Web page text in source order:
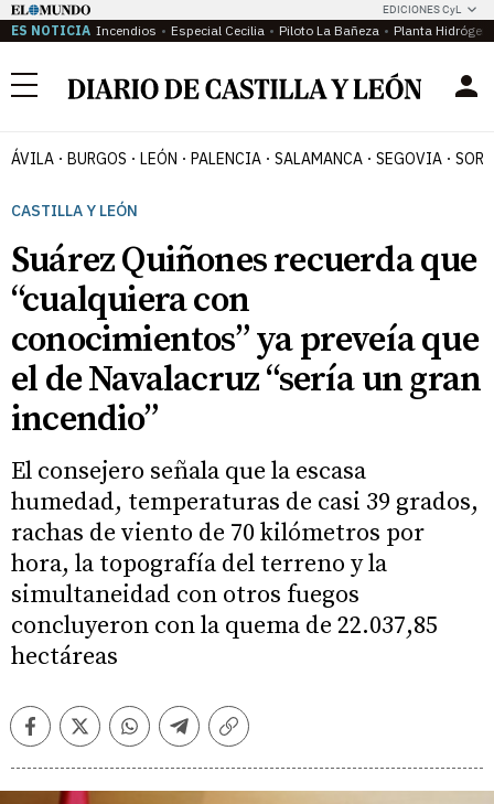
EDICIONES CyL
ES NOTICIA Incendios Especial Cecilia Piloto La Bañeza Planta
Menú
ÁVILA BURGOS LEÓN PALENCIA SALAMANCA SEGOVIA
CASTILLA Y LEÓN
Suárez Quiñones recuerda que
“cualquiera con
conocimientos” ya preveía que
el de Navalacruz “sería un gran
incendio”
El consejero señala que la escasa
humedad, temperaturas de casi 39 grados,
rachas de viento de 70 kilómetros por
hora, la topografía del terreno y la
simultaneidad con otros fuegos
concluyeron con la quema de 22.037,85
hectáreas
FacebookTwitterWhatsappTelegramCopiar